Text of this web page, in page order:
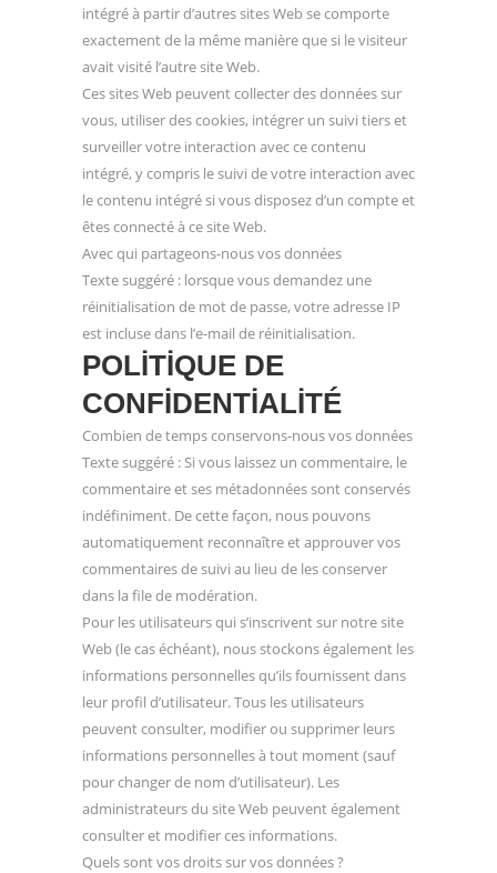
intégré à partir d’autres sites Web se comporte
exactement de la même manière que si le visiteur
avait visité l’autre site Web.
Ces sites Web peuvent collecter des données sur
vous, utiliser des cookies, intégrer un suivi tiers et
surveiller votre interaction avec ce contenu
intégré, y compris le suivi de votre interaction avec
le contenu intégré si vous disposez d’un compte et
êtes connecté à ce site Web.
Avec qui partageons-nous vos données
Texte suggéré : lorsque vous demandez une
réinitialisation de mot de passe, votre adresse IP
est incluse dans l’e-mail de réinitialisation.
POLITIQUE DE
CONFIDENTIALITÉ
Combien de temps conservons-nous vos données
Texte suggéré : Si vous laissez un commentaire, le
commentaire et ses métadonnées sont conservés
indéfiniment. De cette façon, nous pouvons
automatiquement reconnaître et approuver vos
commentaires de suivi au lieu de les conserver
dans la file de modération.
Pour les utilisateurs qui s’inscrivent sur notre site
Web (le cas échéant), nous stockons également les
informations personnelles qu’ils fournissent dans
leur profil d’utilisateur. Tous les utilisateurs
peuvent consulter, modifier ou supprimer leurs
informations personnelles à tout moment (sauf
pour changer de nom d’utilisateur). Les
administrateurs du site Web peuvent également
consulter et modifier ces informations.
Quels sont vos droits sur vos données ?